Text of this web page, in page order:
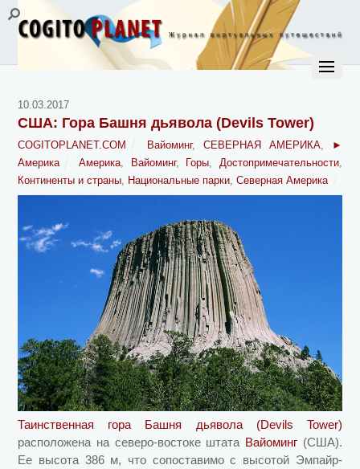
10.03.2017
США: Гора Башня дьявола (Devils Tower)
COGITOPLANET.COM Вайоминг, СЕВЕРНАЯ АМЕРИКА,
►
Америка
Америка, Вайоминг, Горы, Достопримечательности,
Континенты и страны, Национальные парки,Северная Америка
Таинственная гора Башня дьявола (Devils Tower)
расположена на северо-востоке штата Вайоминг(США).
Ее высота 386 м, что сопоставимо с высотой Эмпайр-